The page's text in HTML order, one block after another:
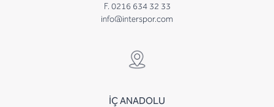
F. 0216 634 32 33
info@interspor.com
İÇ ANADOLU